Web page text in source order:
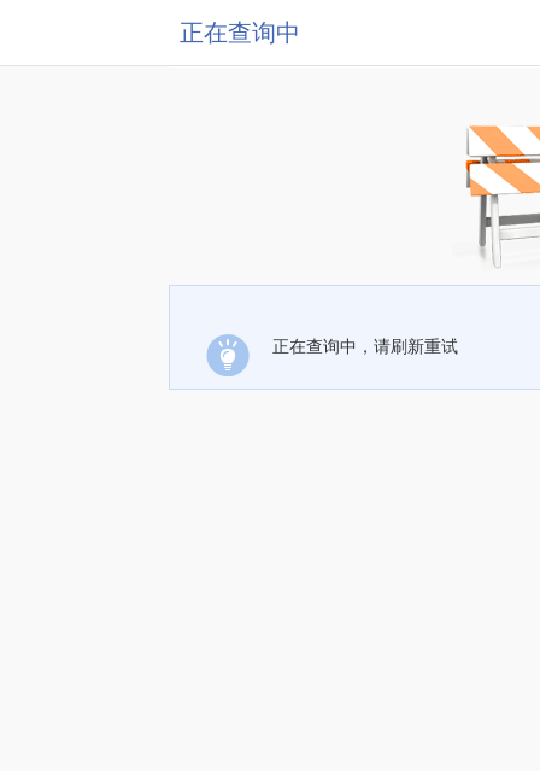
正在查询中
正在查询中，请刷新重试